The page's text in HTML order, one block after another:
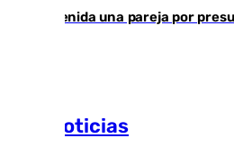
Detenida una pareja por
Más noticias